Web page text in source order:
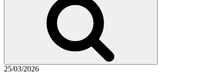
25/03/2026